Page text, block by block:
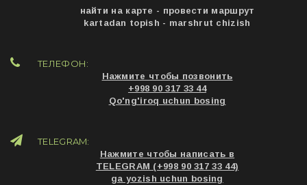
найти на карте - провести маршрут
kartadan topish - marshrut chizish
ТЕЛЕФОН:
Нажмите чтобы позвонить
+998 90 317 33 44
Qo'ng'iroq uchun bosing
TELEGRAM:
Нажмите чтобы написать в
TELEGRAM (+998 90 317 33 44)
ga yozish uchun bosing